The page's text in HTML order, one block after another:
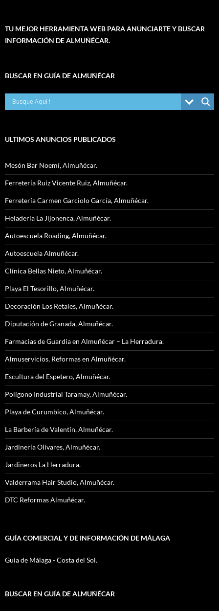
TU MEJOR HERRAMIENTA WEB PARA ANUNCIARTE Y BUSCAR
INFORMACIÓN DE ALMUÑÉCAR.
BUSCAR EN GUÍA DE ALMUÑÉCAR
ULTIMOS ANUNCIOS PUBLICADOS
Mesón Bar Noemí, Almuñécar.
Ferretería Ruiz Vicente Ruiz, Almuñécar.
Ferretería Carmen Garciolo García, Almuñécar.
Heladería La Jijonenca, Almuñécar.
Autoescuela Roading, Almuñécar.
Autoescuela Almuñécar.
Clínica Bellas Nieto, Almuñécar.
Playa El Tesorillo, Almuñécar.
Decoración Los Retales, Almuñécar.
Diputación de Granada, Almuñécar.
Farmacias de Guardia en Almuñécar – La Herradura.
Almuservicios, Reformas en Almuñécar.
Escultura del Espetero, Almuñécar.
Polígono Industrial Taramay, Almuñécar.
Playa de Curumbico, Almuñécar.
La Barbería de Valentín, Almuñécar.
Jardinería Olivares, Almuñécar.
Jardineros La Herradura.
Valderrama Hair Studio, Almuñécar.
DTC Reformas Almuñécar.
GUÍA COMERCIAL Y DE INFORMACIÓN DE MÁLAGA
Guía de Málaga - Costa del Sol.
BUSCAR EN GUÍA DE ALMUÑÉCAR